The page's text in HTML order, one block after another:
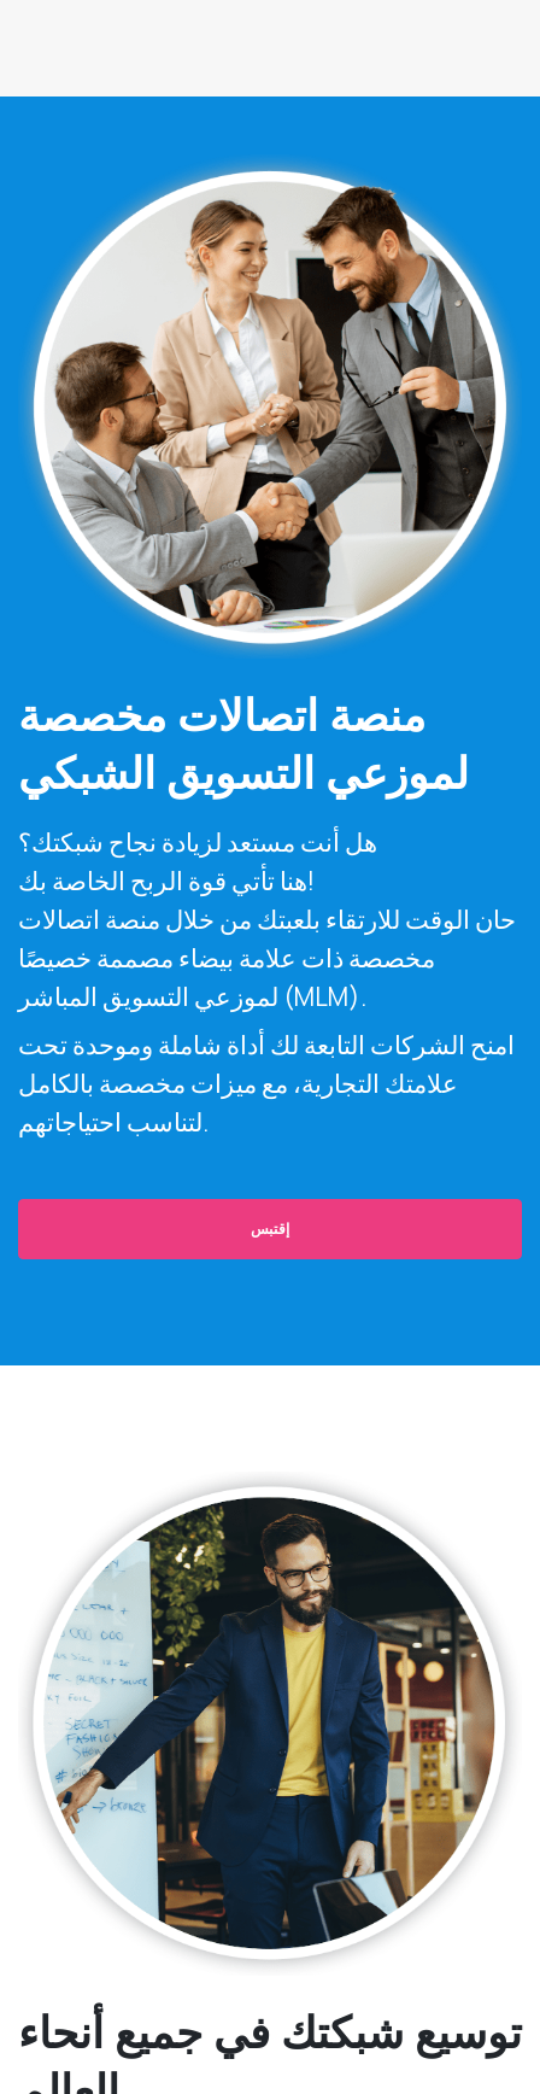
منصة اتصالات مخصصة
لموزعي التسويق الشبكي
هل أنت مستعد لزيادة نجاح شبكتك؟
هنا تأتي قوة الربح الخاصة بك!
حان الوقت للارتقاء بلعبتك من خلال منصة اتصالات
مخصصة ذات علامة بيضاء مصممة خصيصًا
لموزعي التسويق المباشر (MLM).
امنح الشركات التابعة لك أداة شاملة وموحدة تحت
علامتك التجارية، مع ميزات مخصصة بالكامل
لتناسب احتياجاتهم.
إقتبس
توسيع شبكتك في جميع أنحاء